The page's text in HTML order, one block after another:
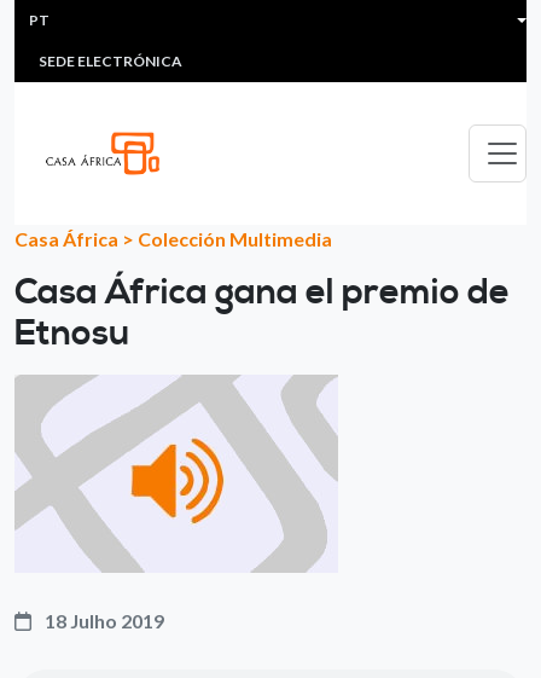
Passar para o conteúdo principal
HEADER MENU
MULTIMEDIA
SEDE ELECTRÓNICA
PT
Casa África > Colección Multimedia
Casa África gana el premio de
Etnosu
18 Julho 2019